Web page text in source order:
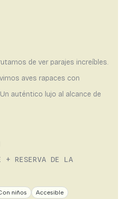
de ver parajes increíbles.
aves rapaces con
auténtico lujo al alcance de
+ RESERVA DE LA
niños Accesible